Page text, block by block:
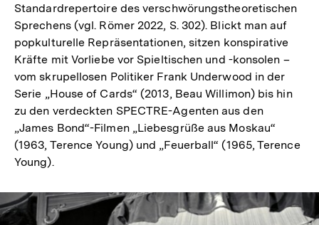
Standardrepertoire des verschwörungstheoretischen
Sprechens (vgl. Römer 2022, S. 302). Blickt man auf
popkulturelle Repräsentationen, sitzen konspirative
Kräfte mit Vorliebe vor Spieltischen und -konsolen –
vom skrupellosen Politiker Frank Underwood in der
Serie „House of Cards“ (2013, Beau Willimon) bis hin
zu den verdeckten SPECTRE-Agenten aus den
„James Bond“-Filmen „Liebesgrüße aus Moskau“
(1963, Terence Young) und „Feuerball“ (1965, Terence
Young).